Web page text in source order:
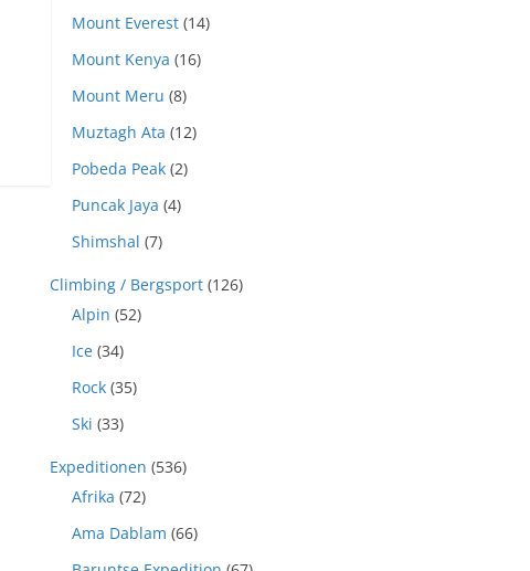
Mount Everest (14)
Mount Kenya (16)
Mount Meru (8)
Muztagh Ata (12)
Pobeda Peak (2)
Puncak Jaya (4)
Shimshal (7)
Climbing / Bergsport (126)
Alpin (52)
Ice (34)
Rock (35)
Ski (33)
Expeditionen (536)
Afrika (72)
Ama Dablam (66)